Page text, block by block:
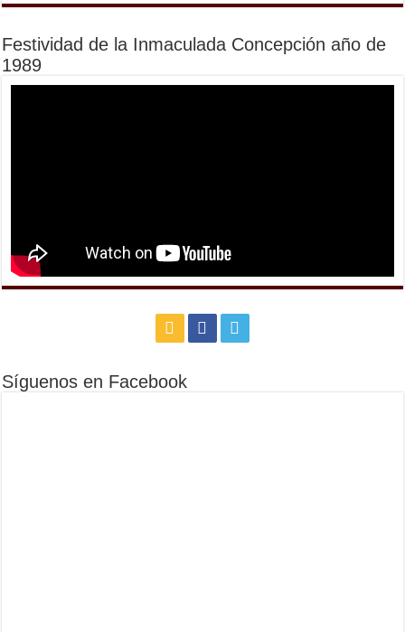
Festividad de la Inmaculada Concepción año de
1989
Síguenos en Facebook